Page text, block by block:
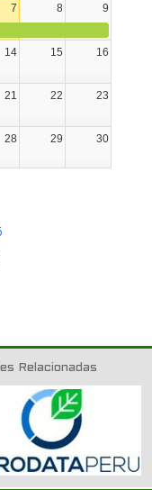
7 8
9
14 15 16
21 22 23
28 29 30
Relacionadas